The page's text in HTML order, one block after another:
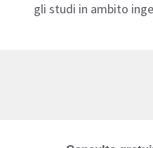
gli studi in ambito